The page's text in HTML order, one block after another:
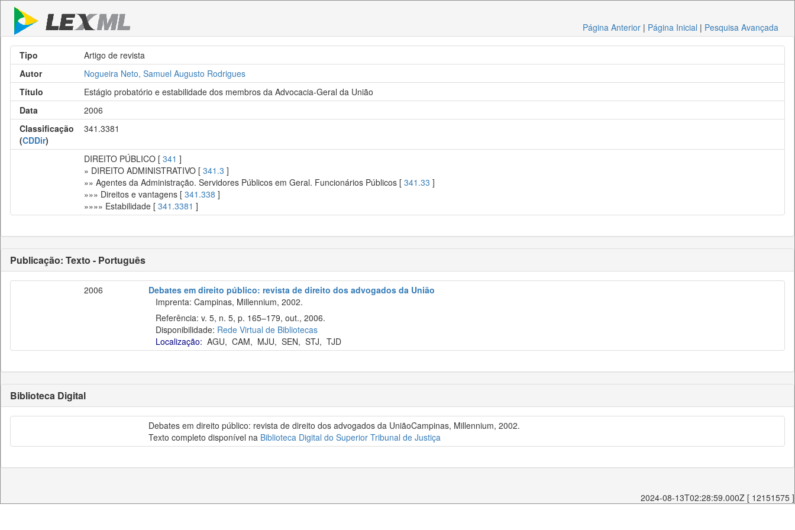
Página Anterior | Página Inicial | Pesquisa Avançada
Tipo
Artigo de revista
Autor
Nogueira Neto, Samuel Augusto Rodrigues
Título
Estágio probatório e estabilidade dos membros da Advocacia-Geral da União
Data
2006
Classificação
(CDDir)
341.3381
DIREITO PÚBLICO [ 341 ]
» DIREITO ADMINISTRATIVO [ 341.3 ]
»» Agentes da Administração. Servidores Públicos em Geral. Funcionários Públicos [ 341.33 ]
»»» Direitos e vantagens [ 341.338 ]
»»»» Estabilidade [ 341.3381 ]
Publicação: Texto - Português
2006
Debates em direito público: revista de direito dos advogados da União
Imprenta: Campinas, Millennium, 2002.
Referência: v. 5, n. 5, p. 165–179, out., 2006.
Disponibilidade: Rede Virtual de Bibliotecas
Localização: AGU, CAM, MJU, SEN, STJ, TJD
Biblioteca Digital
Debates em direito público: revista de direito dos advogados da UniãoCampinas, Millennium, 2002.
Texto completo disponível na Biblioteca Digital do Superior Tribunal de Justiça
2024-08-13T02:28:59.000Z [ 12151575 ]